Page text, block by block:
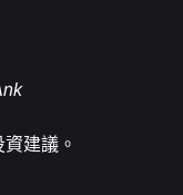
建議。